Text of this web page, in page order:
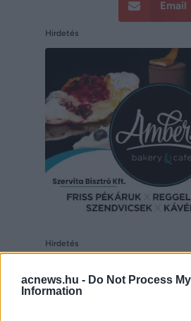
acnews.hu - Do Not Process
Information
Email
Hirdetés
Hirdetés